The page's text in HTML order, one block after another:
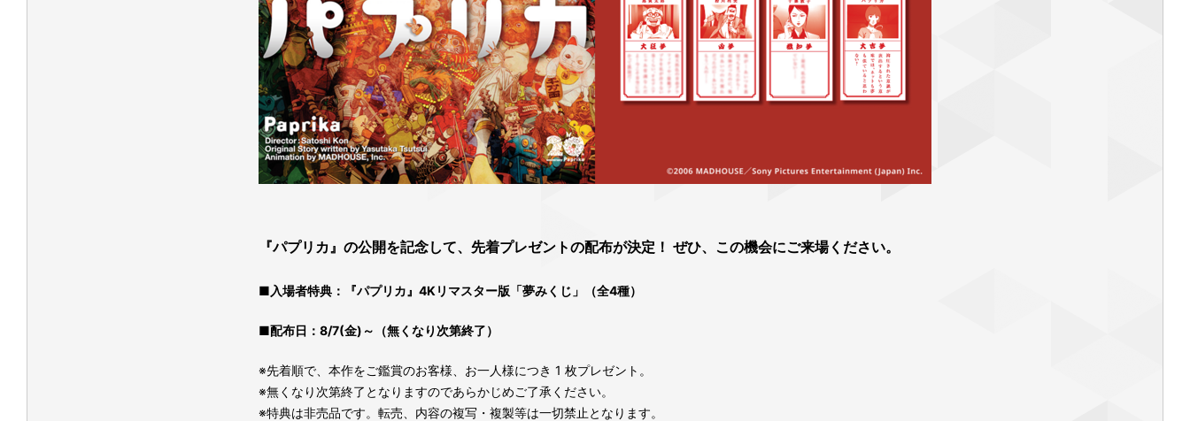
『パプリカ』の公開を記念して、先着プレゼントの配布が決定！ ぜひ、この機会にご来場ください。
■入場者特典：『パプリカ』4Kリマスター版「夢みくじ」（全4種）
■配布日：8/7(金)～（無くなり次第終了）
※先着順で、本作をご鑑賞のお客様、お一人様につき 1 枚プレゼント。
※無くなり次第終了となりますのであらかじめご了承ください。
※特典は非売品です。転売、内容の複写・複製等は一切禁止となります。